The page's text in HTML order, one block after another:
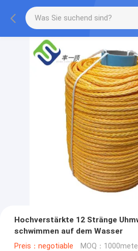
Hochverstärkte 12 Stränge
schwimmen auf dem Wasser
Preis：negotiable MOQ：